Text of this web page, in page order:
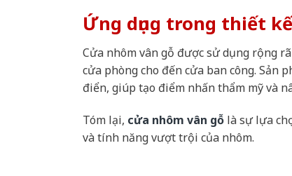
Ứng dụng trong thiết
Cửa nhôm vân gỗ được sử dụng rộng
cửa phòng cho đến cửa ban công. Sản
điển, giúp tạo điểm nhấn thẩm mỹ và
Tóm lại, cửa nhôm vân gỗ là sự lựa
và tính năng vượt trội của nhôm.